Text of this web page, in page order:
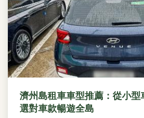
濟州島租車車型推薦：從小型
選對車款暢遊全島